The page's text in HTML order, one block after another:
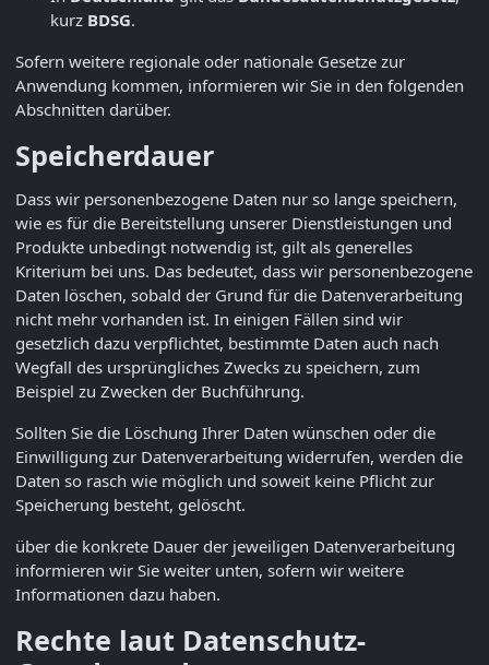
kurz BDSG.
Sofern weitere regionale oder nationale Gesetze zur
Anwendung kommen, informieren wir Sie in den folgenden
Abschnitten darüber.
Speicherdauer
Dass wir personenbezogene Daten nur so lange speichern,
wie es für die Bereitstellung unserer Dienstleistungen und
Produkte unbedingt notwendig ist, gilt als generelles
Kriterium bei uns. Das bedeutet, dass wir personenbezogene
Daten löschen, sobald der Grund für die Datenverarbeitung
nicht mehr vorhanden ist. In einigen Fällen sind wir
gesetzlich dazu verpflichtet, bestimmte Daten auch nach
Wegfall des ursprüngliches Zwecks zu speichern, zum
Beispiel zu Zwecken der Buchführung.
Sollten Sie die Löschung Ihrer Daten wünschen oder die
Einwilligung zur Datenverarbeitung widerrufen, werden die
Daten so rasch wie möglich und soweit keine Pflicht zur
Speicherung besteht, gelöscht.
über die konkrete Dauer der jeweiligen Datenverarbeitung
informieren wir Sie weiter unten, sofern wir weitere
Informationen dazu haben.
Rechte laut Datenschutz-